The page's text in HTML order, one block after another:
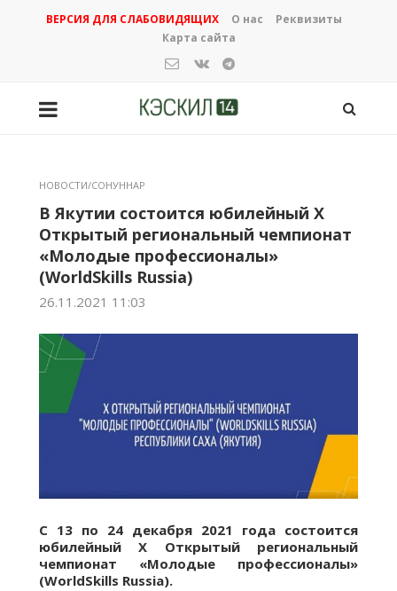
ВЕРСИЯ ДЛЯ СЛАБОВИДЯЩИХ О нас
Реквизиты
Карта сайта
НОВОСТИ/СОНУННАР
В Якутии состоится юбилейный X
Открытый региональный чемпионат
«Молодые профессионалы»
(WorldSkills Russia)
26.11.2021 11:03
С 13 по 24 декабря 2021 года состоится
юбилейный X Открытый региональный
чемпионат «Молодые профессионалы»
(WorldSkills Russia).